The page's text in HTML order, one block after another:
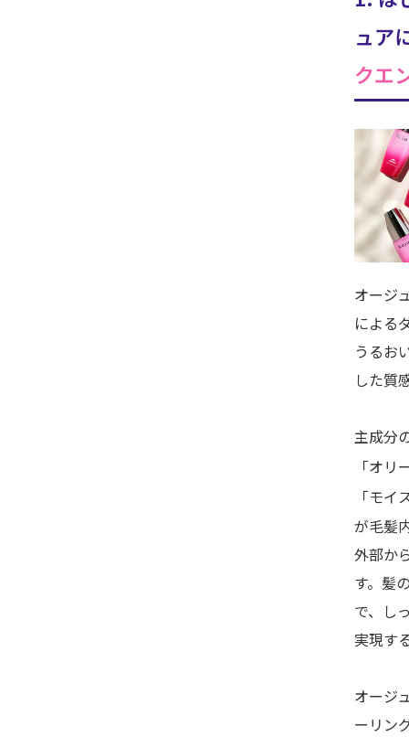
ュア
クエ
オージ
による
うるお
した質
主成分
「オリ
「モ
が毛髪
外部か
す。髪
で、し
実現す
オージ
ーリン